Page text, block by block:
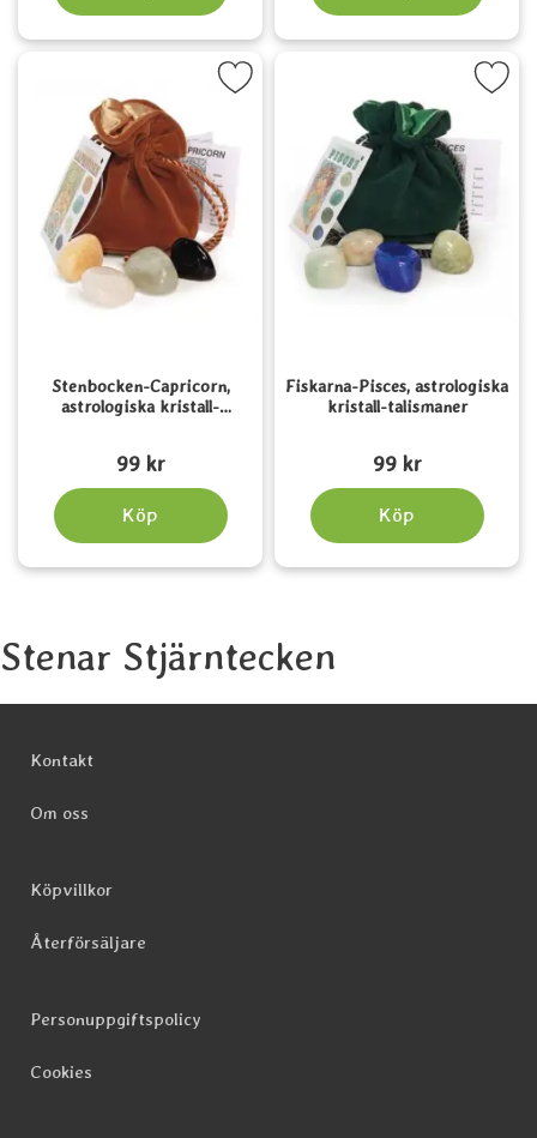
Stenbocken-Capricorn,
astrologiska kristall-
99 kr
Köp
Capricorn, astrologiska kristall-talismaner som
Fiskarna-Pisces, astrologiska
kristall-talismaner
99 kr
Köp
Markera fiskarna-Pisces, astrologiska
Stenar Stjärntecken
Kontakt
Om oss
Köpvillkor
Återförsäljare
Personuppgiftspolicy
Cookies